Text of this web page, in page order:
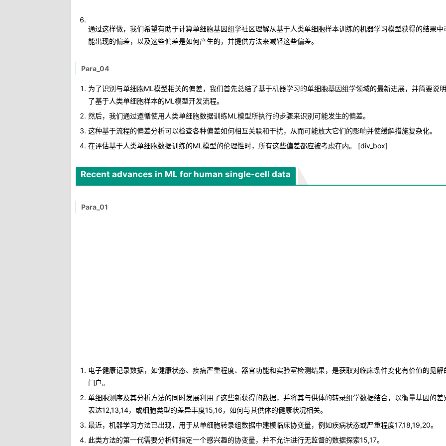
通过这样做，我们希望有助于计算单细胞基因组学社区理解从基于人类单细胞样本训练的机器学习模型获得的结果中
能出现的偏差，以及这些偏差是如何产生的，并提供方法来减轻这些偏差。
Para_04
为了识别与单细胞ML模型相关的偏差，我们首先总结了基于机器学习的单细胞基因组学领域的最新进展，并简要说明
了基于人类单细胞样本的ML模型开发流程。
然后，我们通过遵循使用人类单细胞数据训练ML模型所执行的步骤来识别可能发生的偏差。
这种基于流程的偏差分析可以检查各种偏差如何相互关联和干扰，从而可能放大它们的影响并使缓解措施复杂化。
在评估基于人类单细胞数据训练的ML模型的伦理性时，所有这些偏差都应被考虑在内。 [div_box]
Recent advances in ML for human single-cell data
Para_01
电子健康记录数据，如健康状态、疾病严重程度、器官功能和实验室检测结果，是获取对临床条件变化有价值的见解
门户。
单细胞测序及其分析方法的同时发展利用了这些新获得的数据，并将其与供体的转录组学数据结合，以衡量基因的差
表达12,13,14，或细胞类型的差异丰度15,16，如何与其供体的健康状况相关。
最近，机器学习方法已出现，用于从单细胞转录组数据中建模临床协变量，例如疾病状态或严重程度17,18,19,20。
此类方法的第一代需要分析师指定一个感兴趣的协变量，并不允许进行无监督的数据探索15,17。